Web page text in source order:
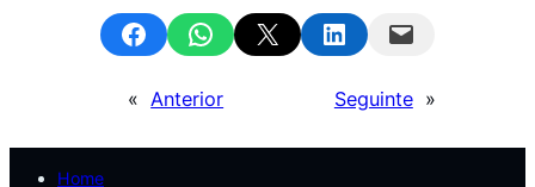
Share on FacebookShare on WhatsApp
Email this Page Share on LinkedInEmail this Page
« Anterior Seguinte »
Home